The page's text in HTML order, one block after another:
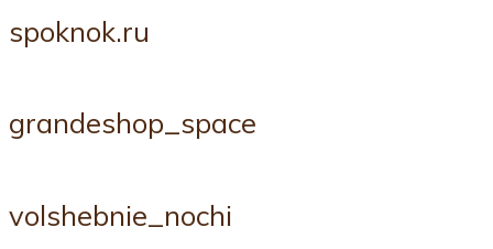
spoknok.ru
grandeshop_space
volshebnie_nochi